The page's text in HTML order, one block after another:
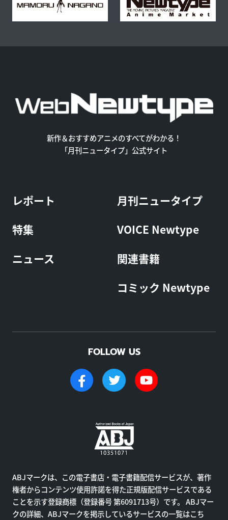
新作＆おすすめアニメのすべてがわかる！
「月刊ニュータイプ」公式サイト
レポート
特集
ニュース
月刊ニュータイプ
VOICE Newtype
関連書籍
コミック Newtype
FOLLOW US
ABJマークは、この電子書店・電子書籍配信サービスが、著作
権者からコンテンツ使用許諾を得た正規版配信サービスである
ことを示す登録商標（登録番号 第6091713号）です。 ABJマー
クの詳細、ABJマークを掲示しているサービスの一覧はこち